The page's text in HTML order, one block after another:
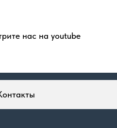
нас на youtube